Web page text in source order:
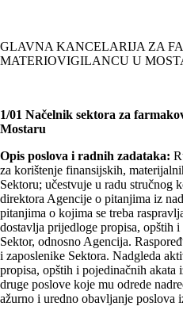
GLAVNA KANCELARIJA ZA
MATERIOVIGILANCU U
1/01 Načelnik sektora za
Mostaru
Opis poslova i radnih zadataka:
za korištenje finansijskih,
Sektoru; učestvuje u radu stručnog
direktora Agencije o pitanjima iz
pitanjima o kojima se treba
dostavlja prijedloge propisa, opštih
Sektor, odnosno Agencija.
i zaposlenike Sektora. Nadgleda
propisa, opštih i pojedinačnih akata
druge poslove koje mu odrede
ažurno i uredno obavljanje poslova